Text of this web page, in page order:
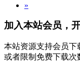
»
加入本站会员，
本站资源支持会员下
或者限制免费下载次